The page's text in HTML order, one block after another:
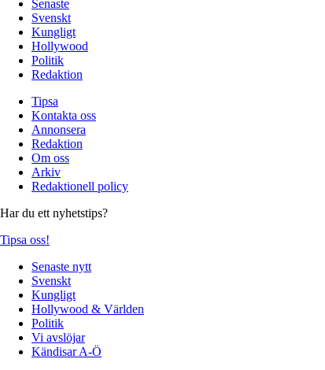
Senaste
Svenskt
Kungligt
Hollywood
Politik
Redaktion
Tipsa
Kontakta oss
Annonsera
Redaktion
Om oss
Arkiv
Redaktionell policy
Har du ett nyhetstips?
Tipsa oss!
Senaste nytt
Svenskt
Kungligt
Hollywood & Världen
Politik
Vi avslöjar
Kändisar A-Ö